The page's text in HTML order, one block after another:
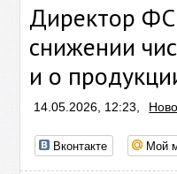
Директор
снижении
и о
14.05.2026, 12:23,
Вконтакте Мой